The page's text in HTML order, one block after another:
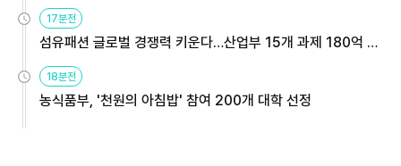
용해야
17분전
섬유패션 글로벌 경쟁력 키운다…산업부 15개 과제 180억 지
원
18분전
농식품부, '천원의 아침밥' 참여 200개 대학 선정